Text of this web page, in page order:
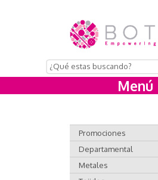
Menú
Promociones
Departamental
Metales